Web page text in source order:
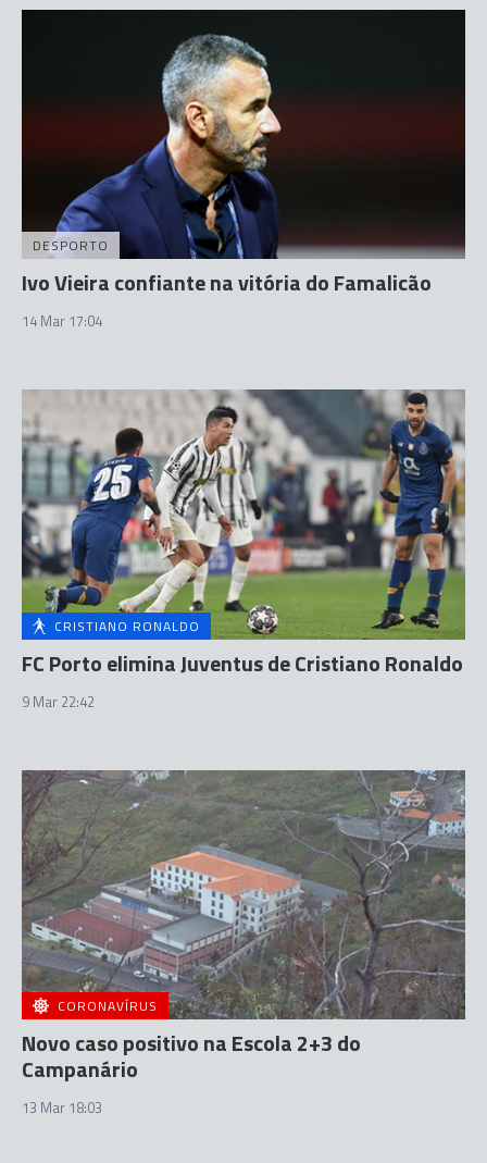
DESPORTO
Ivo Vieira confiante na vitória do Famalicão
14 Mar 17:04
CRISTIANO RONALDO
FC Porto elimina Juventus de Cristiano Ronaldo
9 Mar 22:42
CORONAVÍRUS
Novo caso positivo na Escola 2+3 do
Campanário
13 Mar 18:03